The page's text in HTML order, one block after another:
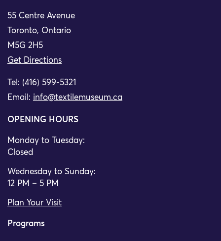
55 Centre Avenue
Toronto, Ontario
M5G 2H5
Get Directions
Tel: (416) 599-5321
Email: info@textilemuseum.ca
OPENING HOURS
Monday to Tuesday:
Closed
Wednesday to Sunday:
12 PM – 5 PM
Plan Your Visit
Programs